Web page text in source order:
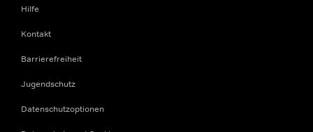
Hilfe
Kontakt
Barrierefreiheit
Jugendschutz
Datenschutzoptionen